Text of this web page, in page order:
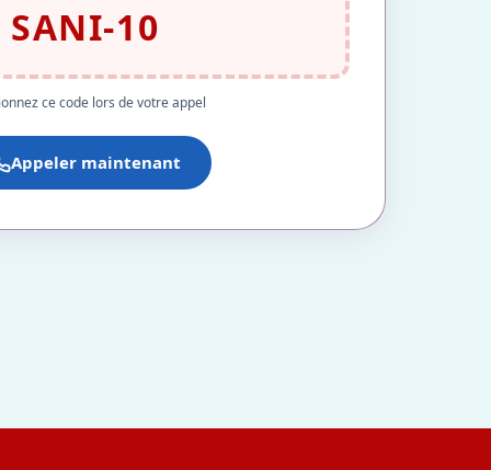
SANI-10
ce code lors de votre appel
Appeler maintenant